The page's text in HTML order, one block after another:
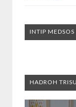
INTIP
HADROH